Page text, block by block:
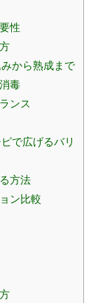
性
から熟成まで
毒
ンス
で広げるバリ
方法
ン比較